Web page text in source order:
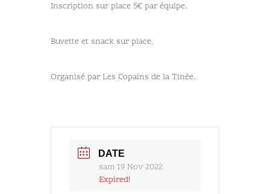
Inscription sur place 5€ par équipe.
Buvette et snack sur place.
Organisé par Les Copains de la Tinée.
DATE
sam 19 Nov 2022
Expired!